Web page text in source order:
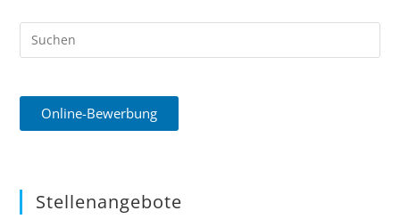
Online-Bewerbung
Stellenangebote